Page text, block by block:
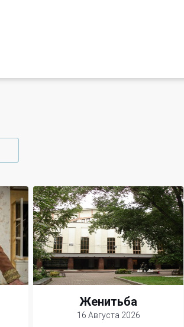
Женитьба
16 Августа 2026